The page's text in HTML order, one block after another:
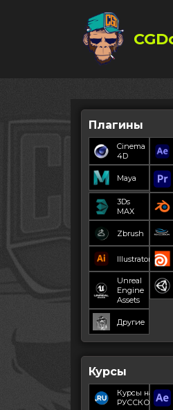
Плагины
Cinema
4D
Maya
3Ds
MAX
Zbrush
Illustrator
Unreal
Engine
Assets
Другие
Курсы
Курсы на
РУССКОМ